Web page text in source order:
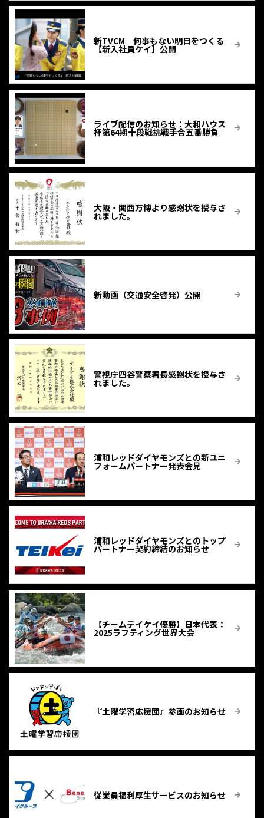
新TVCM 何事もない明日をつくる
【新入社員ケイ】公開
ライブ配信のお知らせ：大和ハウス
杯第64期十段戦挑戦手合五番勝負
大阪・関西万博より感謝状を授与さ
れました。
新動画（交通安全啓発）公開
警視庁四谷警察署長感謝状を授与さ
れました。
浦和レッドダイヤモンズとの新ユニ
フォームパートナー発表会見
浦和レッドダイヤモンズとのトップ
パートナー契約締結のお知らせ
【チームテイケイ優勝】⽇本代表：
2025ラフティング世界大会
『土曜学習応援団』参画のお知らせ
従業員福利厚生サービスのお知らせ